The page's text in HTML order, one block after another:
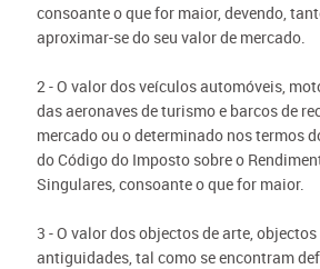
consoante o que for maior, devendo,
aproximar-se do seu valor de mercado.
2 - O valor dos veículos automóveis,
das aeronaves de turismo e barcos de
mercado ou o determinado nos termos
do Código do Imposto sobre o
Singulares, consoante o que for maior.
3 - O valor dos objectos de arte,
antiguidades, tal como se encontram